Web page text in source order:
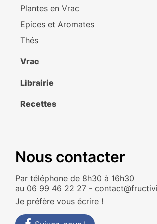
Plantes en Vrac
Epices et Aromates
Thés
Vrac
Librairie
Recettes
Nous contacter
Par téléphone de 8h30 à 16h30
au 06 99 46 22 27 -
Je préfère vous écrire !